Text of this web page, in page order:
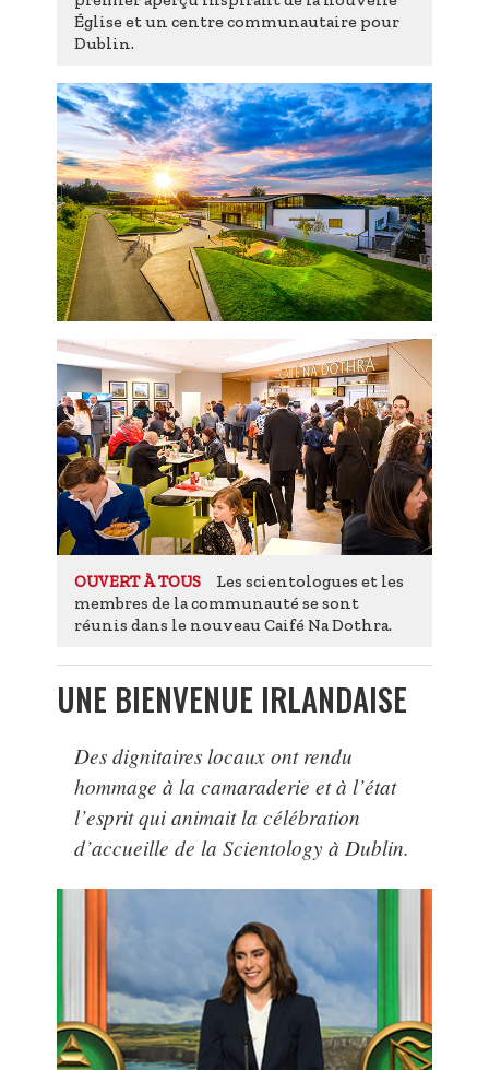
Église et un centre communautaire pour
Dublin.
OUVERT À TOUS
Les scientologues et les
membres de la communauté se sont
réunis dans le nouveau Caifé Na Dothra.
UNE BIENVENUE IRLANDAISE
Des dignitaires locaux ont rendu
hommage à la camaraderie et à l’état
l’esprit qui animait la célébration
d’accueille de la Scientology à Dublin.